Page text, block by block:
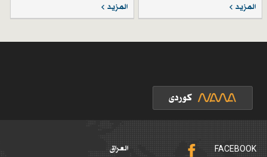
قبل 6 أيام
المزيد المزيد
FACEBOOK
العراق